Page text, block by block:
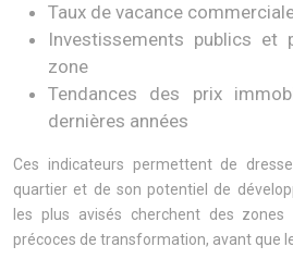
Taux de vacance
Investissements publics et
zone
Tendances des prix
dernières années
Ces indicateurs permettent de
quartier et de son potentiel de
les plus avisés cherchent des
précoces de transformation, avant que